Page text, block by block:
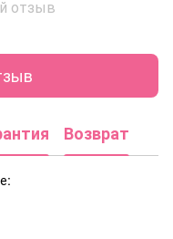
отзыв
Возврат